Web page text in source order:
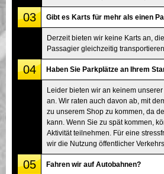
03 Gibt es Karts für mehr als einen
Derzeit bieten wir keine Karts an,
Passagier gleichzeitig
04 Haben Sie Parkplätze an Ihrem
Leider bieten wir an keinem
an. Wir raten auch davon ab, mit
zu unserem Shop zu kommen, da
kann. Wenn Sie zu spät kommen,
Aktivität teilnehmen. Für eine
wir die Nutzung öffentlicher
05 Fahren wir auf Autobahnen?